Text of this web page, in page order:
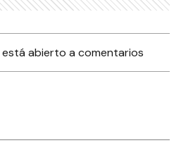
abierto a comentarios